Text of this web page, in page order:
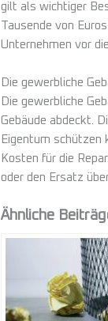
gilt als wichtiger
Tausende von
Unternehmen vor
Die gewerbliche
Die gewerbliche
Gebäude abdeckt.
Eigentum schützen
Kosten für die
oder den Ersatz
Ähnliche